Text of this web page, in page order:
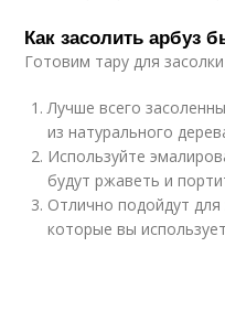
Как засолить арбуз
Готовим тару для засолки
Лучше всего
из натурального
Используйте
будут ржаветь и
Отлично подойдут для
которые вы